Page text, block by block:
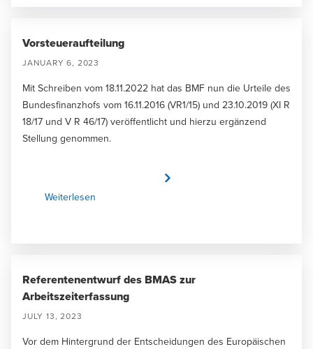
Vorsteueraufteilung
JANUARY 6, 2023
Mit Schreiben vom 18.11.2022 hat das BMF nun die Urteile des
Bundesfinanzhofs vom 16.11.2016 (VR1/15) und 23.10.2019 (XI R
18/17 und V R 46/17) veröffentlicht und hierzu ergänzend
Stellung genommen.
Weiterlesen
Referentenentwurf des BMAS zur
Arbeitszeiterfassung
JULY 13, 2023
Vor dem Hintergrund der Entscheidungen des Europäischen